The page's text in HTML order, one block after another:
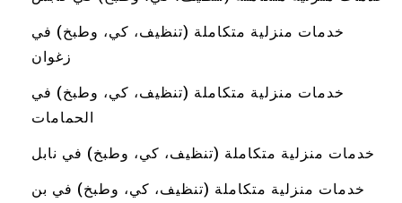
خدمات منزلية متكاملة (تنظيف، كي، وطبخ) في
زغوان
خدمات منزلية متكاملة (تنظيف، كي، وطبخ) في
الحمامات
خدمات منزلية متكاملة (تنظيف، كي، وطبخ) في نابل
خدمات منزلية متكاملة (تنظيف، كي، وطبخ) في بن